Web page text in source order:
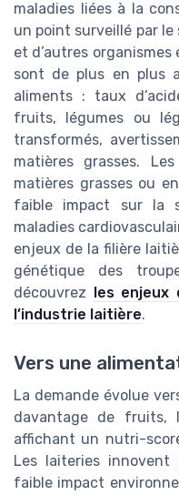
maladies liées à la
un point surveillé par le
et d’autres
sont de plus en plus
aliments : taux
fruits, légumes ou
transformés,
matières grasses.
matières grasses ou
faible impact sur la
maladies
enjeux de la filière
génétique des
découvrez les enjeux
l’industrie laitière.
Vers une
La demande évolue
davantage de fruits,
affichant un nutri-
Les laiteries innovent
faible impact